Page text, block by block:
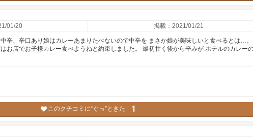
01/20 掲載：2021/01/21
辛、辛口あり娘はカレーあまりたべないので中辛を まさか娘が美味しいと食べるとは…
お店でお子様カレー食べようねと約束しました。 最初甘く後から辛みが ホテルのカレー
このクチコミに“ぐっ”ときた 1